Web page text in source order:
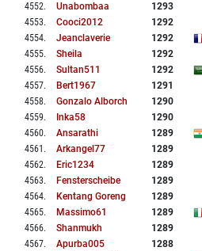
4552. Unabombaa
1293
4553. Cooci2012
1292
4554. Jeanclaverie
1292
4555. Sheila
1292
4556. Sultan511
1292
4557. Bert1967
1291
4558. Gonzalo Alborch
1290
4559. Inka58
1290
4560. Ansarathi
1289
4561 . Arkangel77
1289
4562. Eric1234
1289
4563. Fensterscheibe
1289
4564. Kentang Goreng
1289
4565. Massimo61
1289
4566. Shanmukh
1289
4567. Apurba005
1288